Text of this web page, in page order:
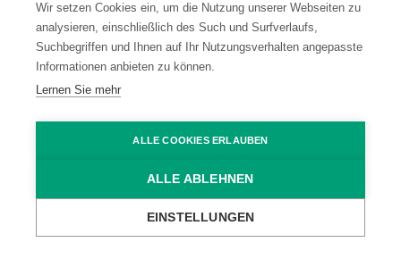
Wir setzen Cookies ein, um die Nutzung unserer Webseiten zu
analysieren, einschließlich des Such und Surfverlaufs,
Suchbegriffen und Ihnen auf Ihr Nutzungsverhalten angepasste
Informationen anbieten zu können.
Lernen Sie mehr
ALLE COOKIES ERLAUBEN
ALLE ABLEHNEN
EINSTELLUNGEN
Standort Vaduz (FL)
Standort Ravensburg (D)
Newsletter Anmeldung